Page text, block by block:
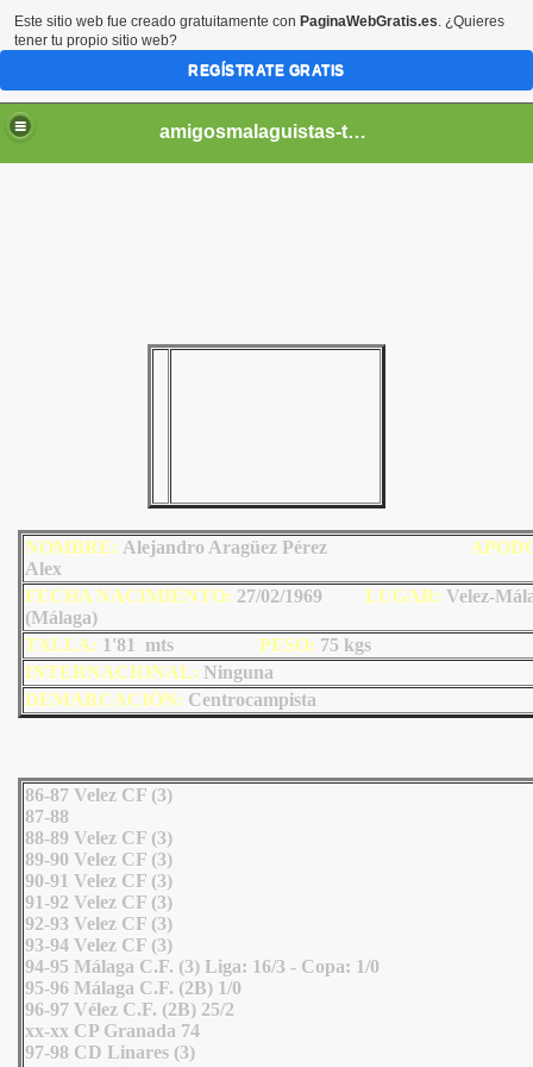
amigosmalaguistas-temporadas
NOMBRE: Alejandro Aragüez Pérez AP
Alex
FECHA NACIMIENTO: 27/02/1969 LUGAR: Velez-
(Málaga)
TALLA: 1'81 mts PESO: 75 kgs
INTERNACIONAL: Ninguna
DEMARCACIÓN: Centrocampista
86-87 Velez CF (3)
87-88
88-89 Velez CF (3)
89-90 Velez CF (3)
90-91 Velez CF (3)
91-92 Velez CF (3)
92-93 Velez CF (3)
93-94 Velez CF (3)
94-95 Málaga C.F. (3) Liga: 16/3 - Copa: 1/0
95-96 Málaga C.F. (2B) 1/0
96-97 Vélez C.F. (2B) 25/2
xx-xx CP Granada 74
97-98 CD Linares (3)
Este sitio web fue creado gratuitamente con PaginaWebGratis.es. ¿Quieres
tener tu propio sitio web?
REGÍSTRATE GRATIS